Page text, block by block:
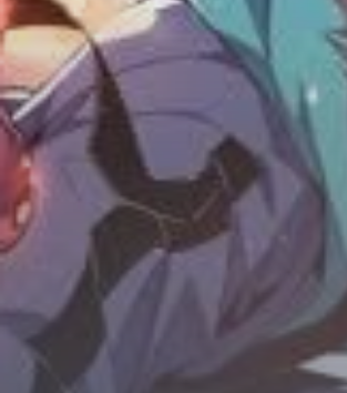
Cổ Đại
Mystery
Webtoon
Horror
Chuyển Sinh
Psychological
Martial Arts
Shoujo
Đam Mỹ